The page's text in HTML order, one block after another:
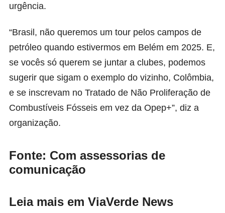
urgência.
“Brasil, não queremos um tour pelos campos de
petróleo quando estivermos em Belém em 2025. E,
se vocês só querem se juntar a clubes, podemos
sugerir que sigam o exemplo do vizinho, Colômbia,
e se inscrevam no Tratado de Não Proliferação de
Combustíveis Fósseis em vez da Opep+”, diz a
organização.
Fonte: Com assessorias de
comunicação
Leia mais em ViaVerde News